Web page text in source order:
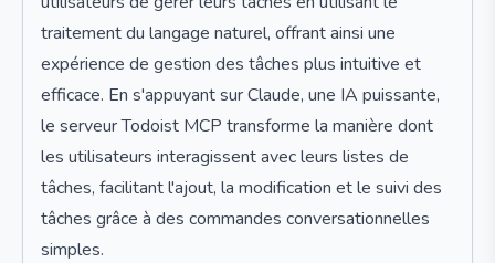
traitement du langage naturel, offrant ainsi une
expérience de gestion des tâches plus intuitive et
efficace. En s'appuyant sur Claude, une IA puissante,
le serveur Todoist MCP transforme la manière dont
les utilisateurs interagissent avec leurs listes de
tâches, facilitant l'ajout, la modification et le suivi des
tâches grâce à des commandes conversationnelles
simples.